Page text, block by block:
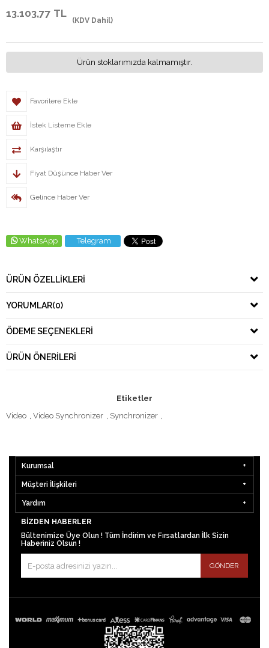
13.103,77 TL
(KDV Dahil)
Ürün stoklarımızda kalmamıştır.
Favorilere Ekle
İstek Listeme Ekle
Karşılaştır
Fiyat Düşünce Haber Ver
Gelince Haber Ver
WhatsApp Telegram
ÜRÜN ÖZELLIKLERI
YORUMLAR(0)
ÖDEME SEÇENEKLERI
ÜRÜN ÖNERILERI
Etiketler
Video , Video Synchronizer , Synchronizer ,
Kurumsal
Müşteri İlişkileri
Yardım
BIZDEN HABERLER
Bültenimize Üye Olun ! Tüm İndirim ve Fırsatlardan İlk Sizin
Haberiniz Olsun !
GÖNDER